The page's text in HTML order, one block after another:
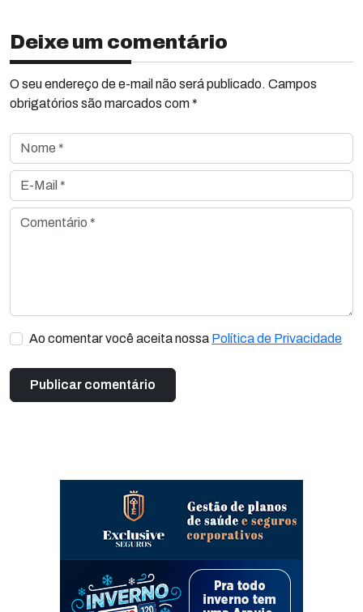
Deixe um comentário
O seu endereço de e-mail não será publicado. Campos
obrigatórios são marcados com *
Nome *
E-Mail *
Comentário *
Ao comentar você aceita nossa Política de Privacidade